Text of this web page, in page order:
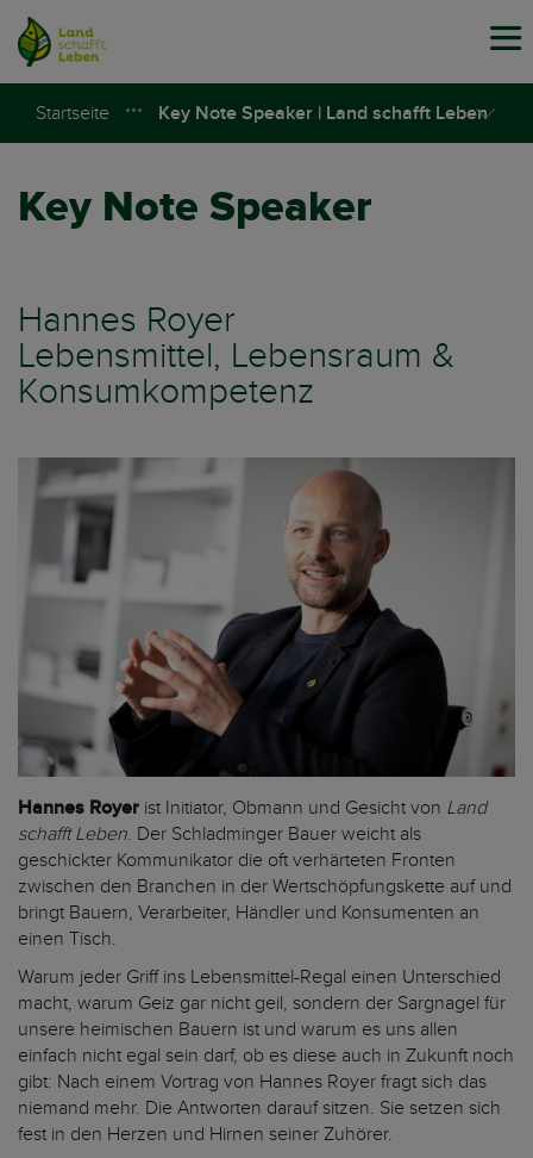
Startseite Key Note Speaker | Land schafft Leben
Key Note Speaker
Hannes Royer
Lebensmittel, Lebensraum &
Konsumkompetenz
Hannes Royer ist Initiator, Obmann und Gesicht von Land
schafft Leben. Der Schladminger Bauer weicht als
geschickter Kommunikator die oft verhärteten Fronten
zwischen den Branchen in der Wertschöpfungskette auf und
bringt Bauern, Verarbeiter, Händler und Konsumenten an
einen Tisch.
Warum jeder Griff ins Lebensmittel-Regal einen Unterschied
macht, warum Geiz gar nicht geil, sondern der Sargnagel für
unsere heimischen Bauern ist und warum es uns allen
einfach nicht egal sein darf, ob es diese auch in Zukunft noch
gibt: Nach einem Vortrag von Hannes Royer fragt sich das
niemand mehr. Die Antworten darauf sitzen. Sie setzen sich
fest in den Herzen und Hirnen seiner Zuhörer.